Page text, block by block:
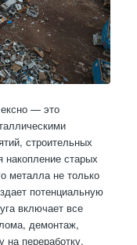
— это
строительных
старых
металла не только
потенциальную
включает все
демонтаж,
на переработку.